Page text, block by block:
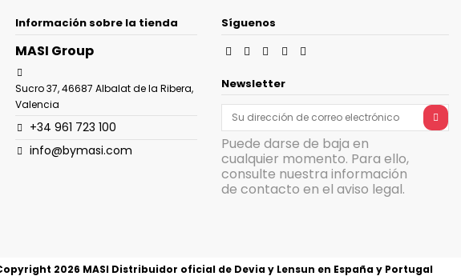
Información sobre la tienda
MASI Group
Sucro 37, 46687 Albalat de la Ribera,
Valencia
+34 961 723 100
info@bymasi.com
Síguenos
Newsletter
Puede darse de baja en
cualquier momento. Para ello,
consulte nuestra información
de contacto en el aviso legal.
2026 MASI Distribuidor oficial de Devia y Lensun en España y Portugal